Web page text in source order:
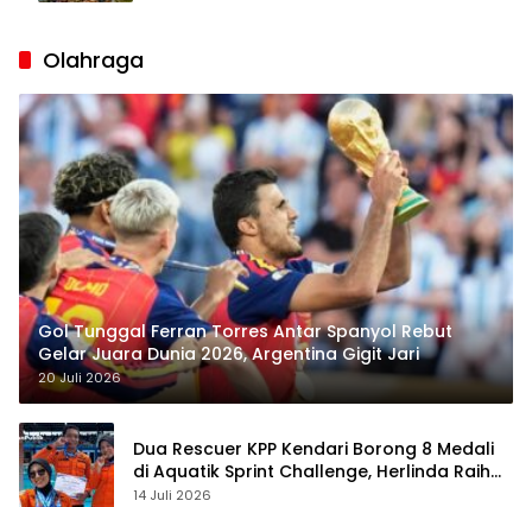
Olahraga
Gol Tunggal Ferran Torres Antar Spanyol Rebut
Gelar Juara Dunia 2026, Argentina Gigit Jari
20 Juli 2026
Dua Rescuer KPP Kendari Borong 8 Medali
di Aquatik Sprint Challenge, Herlinda Raih
Best Swimmer
14 Juli 2026